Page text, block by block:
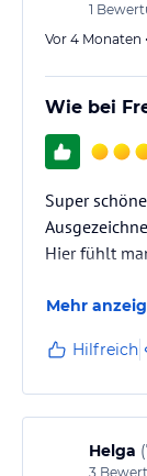
1
Vor 4 Monaten
Wie bei
Super
Hier fühlt
Mehr
Hilfreich
Helga (
3